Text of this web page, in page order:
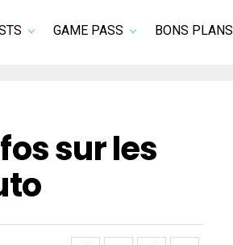
GAME PASS BONS PLANS
sur les